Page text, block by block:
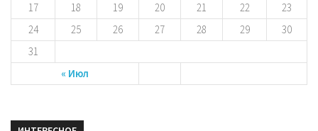
« Июл
17
18 19 20 21 22
23
24
25 26 27 28 29
30
31